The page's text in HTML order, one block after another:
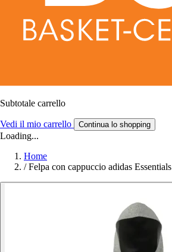
Subtotale carrello
Vedi il mio carrello Continua lo shopping
Loading...
Home
/ Felpa con cappuccio adidas Essentials